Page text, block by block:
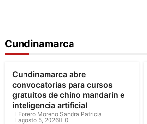
Cundinamarca
Cundinamarca
Cundinamarca abre
convocatorias para cursos
gratuitos de chino mandarín e
inteligencia artificial
Forero Moreno Sandra Patricia
agosto 5, 2026
0